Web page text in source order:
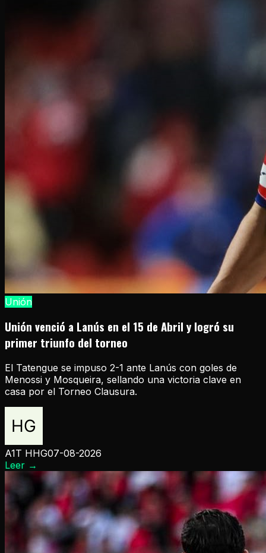
Unión
Unión venció a Lanús en el 15 de Abril y logró su
primer triunfo del torneo
El Tatengue se impuso 2-1 ante Lanús con goles de
Menossi y Mosqueira, sellando una victoria clave en
casa por el Torneo Clausura.
A1T HHG07-08-2026
Leer →